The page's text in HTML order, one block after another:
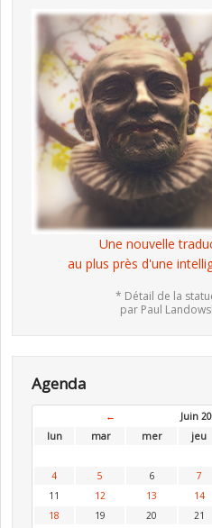
Une nouvelle
au plus près d'une
* Détail de la
par Paul
Agenda
← Juin
lun
mar mer jeu
4
5 6 7
11
12 13 14
18
19 20 21